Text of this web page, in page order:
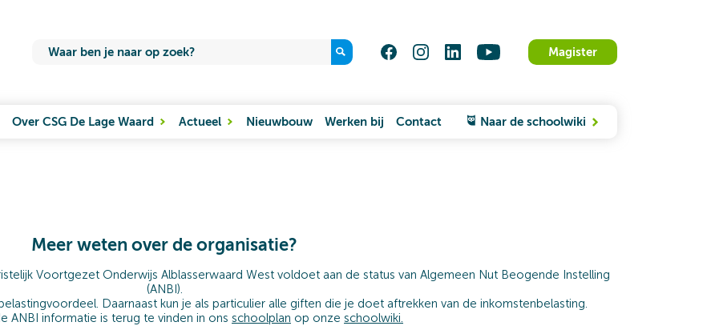
Magister
Over CSG De Lage Waard Actueel Nieuwbouw Werken bij Contact Naar de schoolwiki
Meer weten over de organisatie?
Voortgezet Onderwijs Alblasserwaard West voldoet aan de status van Algemeen Nut Beogende Instelling
(ANBI).
Daarnaast kun je als particulier alle giften die je doet aftrekken van de inkomstenbelasting.
ANBI informatie is terug te vinden in ons schoolplan op onze schoolwiki.